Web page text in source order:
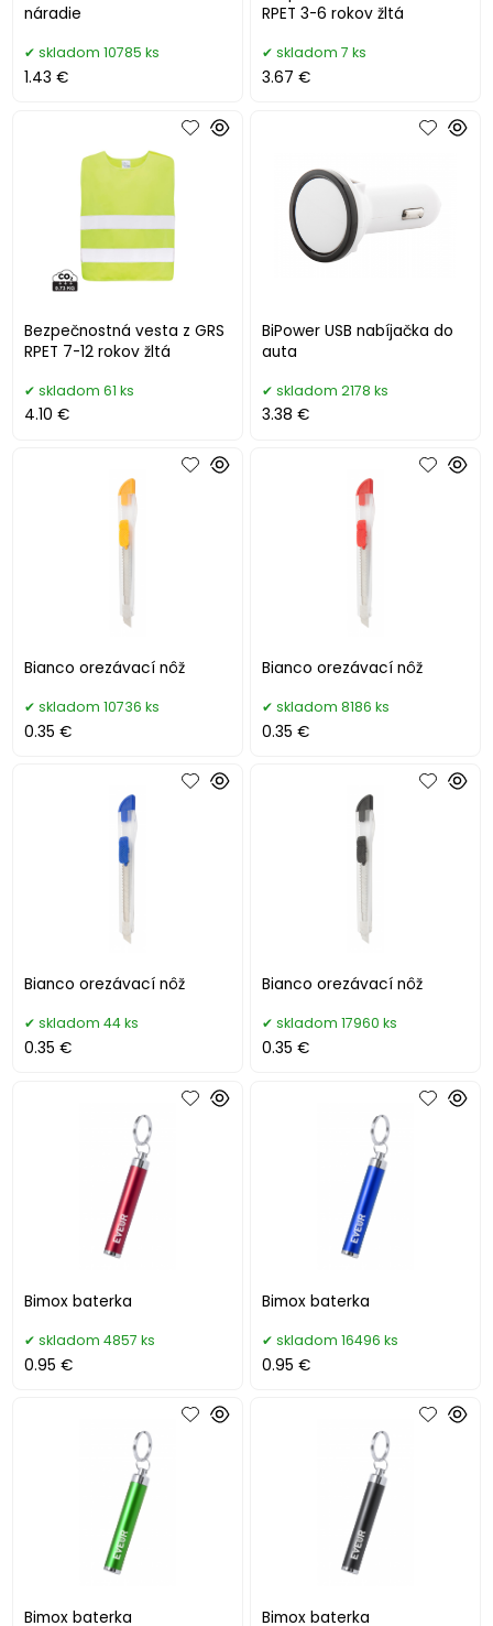
náradie
skladom 10785 ks
1.43 €
RPET 3-6 rokov žltá
skladom 7 ks
3.67 €
Bezpečnostná vesta z GRS
RPET 7-12 rokov žltá
skladom 61 ks
4.10 €
BiPower USB nabíjačka do
auta
skladom 2178 ks
3.38 €
Bianco orezávací nôž
skladom 10736 ks
0.35 €
Bianco orezávací nôž
skladom 8186 ks
0.35 €
Bianco orezávací nôž
skladom 44 ks
0.35 €
Bianco orezávací nôž
skladom 17960 ks
0.35 €
Bimox baterka
skladom 4857 ks
0.95 €
Bimox baterka
skladom 16496 ks
0.95 €
Bimox baterka Bimox baterka